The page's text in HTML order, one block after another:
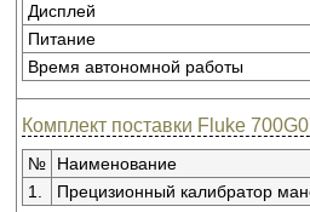
Дисплей
Питание
Время автономной работы
Комплект поставки Fluke
№
Наименование
1.
Прецизионный калибратор